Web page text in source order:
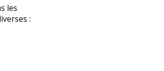
les
: